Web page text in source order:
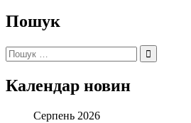
Пошук
Пошук:
Календар новин
Серпень 2026